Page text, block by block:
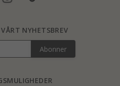
NYHETSBREV
Abonner